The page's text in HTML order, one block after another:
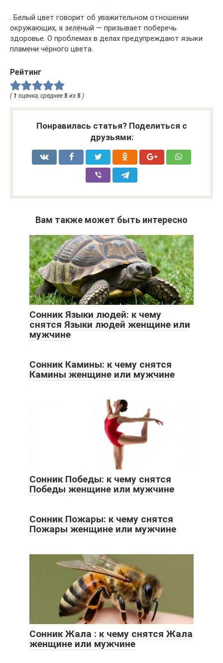
. Белый цвет говорит об уважительном отношении
окружающих, а зелёный — призывает поберечь
здоровье. О проблемах в делах предупреждают языки
пламени чёрного цвета.
Рейтинг
( 1 оценка, среднее 5 из 5 )
Понравилась статья? Поделиться с
друзьями:
Вам также может быть интересно
Сонник Языки людей: к чему
снятся Языки людей женщине или
мужчине
Сонник Камины: к чему снятся
Камины женщине или мужчине
Сонник Победы: к чему снятся
Победы женщине или мужчине
Сонник Пожары: к чему снятся
Пожары женщине или мужчине
Сонник Жала : к чему снятся Жала
женщине или мужчине